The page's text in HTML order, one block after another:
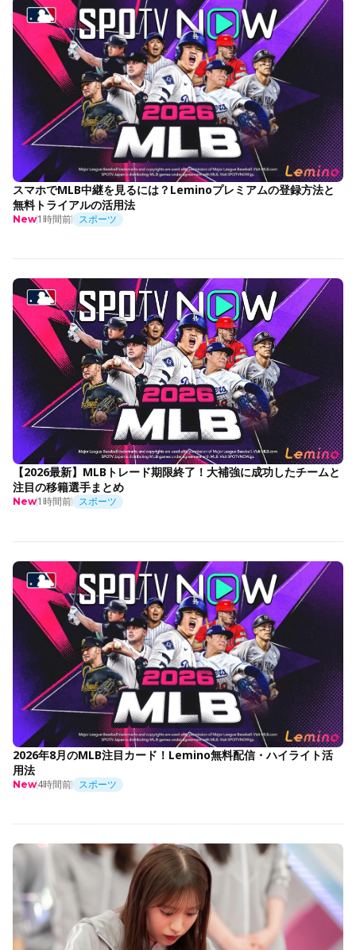
スマホでMLB中継を見るには？Leminoプレミアムの登録方法と
無料トライアルの活用法
New1時間前 スポーツ
【2026最新】MLBトレード期限終了！大補強に成功したチームと
注目の移籍選手まとめ
New1時間前 スポーツ
2026年8月のMLB注目カード！Lemino無料配信・ハイライト活
用法
New4時間前 スポーツ